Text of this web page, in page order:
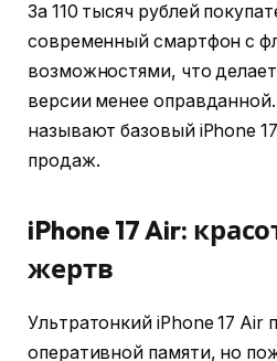
За 110 тысяч рублей
современный смартфон с
возможностями, что
версии менее
называют базовый iPhone
продаж.
iPhone 17 Air:
жертв
Ультратонкий iPhone 17 Air
оперативной памяти, но